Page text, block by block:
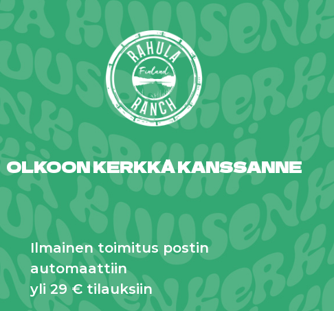
OLKOON KERKKÄ KANSSANNE
Ilmainen toimitus postin
automaattiin
yli 29 € tilauksiin